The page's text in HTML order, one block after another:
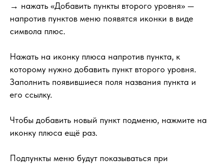
→ нажать «Добавить пункты второго уровня» —
напротив пунктов меню появятся иконки в виде
символа плюс.
Нажать на иконку плюса напротив пункта, к
которому нужно добавить пункт второго уровня.
Заполнить появившиеся поля названия пункта и
его ссылку.
Чтобы добавить новый пункт подменю, нажмите на
иконку плюса ещё раз.
Подпункты меню будут показываться при